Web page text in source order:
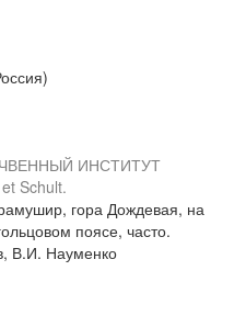
ИНСТИТУТ
Schult.
гора Дождевая, на
поясе, часто.
В.И. Науменко